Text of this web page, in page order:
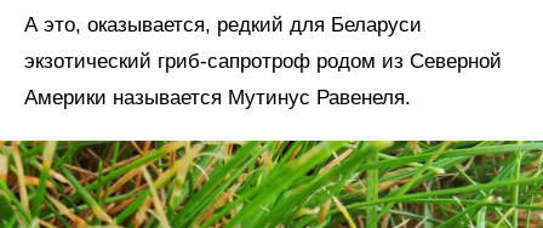
А это, оказывается, редкий для Беларуси
экзотический гриб-сапротроф родом из Северной
Америки называется Мутинус Равенеля.